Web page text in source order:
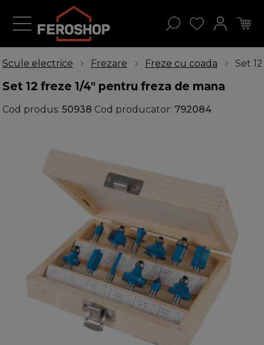
Scule electrice Frezare Freze cu coada Set
Set 12 freze 1/4" pentru freza de mana
Cod produs: 50938 Cod producator: 792084